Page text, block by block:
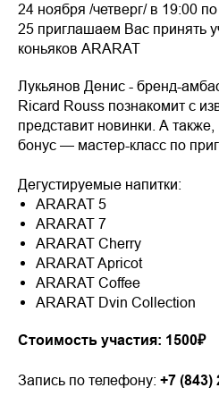
24 ноября /четверг/ в 19:00
25 приглашаем Вас принять
коньяков ARARAT
Лукьянов Денис - бренд-
Ricard Rouss познакомит с
представит новинки. А
бонус — мастер-класс по
Дегустируемые напитки:
ARARAT 5
ARARAT 7
ARARAT Cherry
ARARAT Apricot
ARARAT Coffee
ARARAT Dvin Collection
Стоимость участия: 1500₽
Запись по телефону: +7 (843)